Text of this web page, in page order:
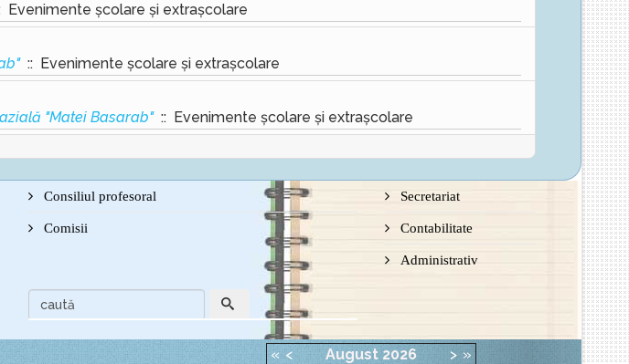
școlare și extrașcolare
:: Evenimente școlare și extrașcolare
"Matei Basarab":: Evenimente școlare și extrașcolare
Consiliul profesoral
Comisii
Secretariat
Contabilitate
Administrativ
« < August 2026 > »